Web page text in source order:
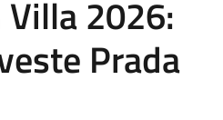
2026:
Prada